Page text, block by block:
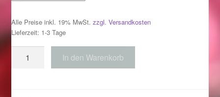
Kasse
Magisches und Festliches zu Halloween
Alle Preise inkl. 19% MwSt. zzgl. Versandkosten
Lieferzeit: 1-3 Tage
In den Warenkorb